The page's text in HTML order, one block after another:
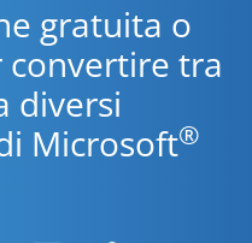
gratuita o
convertire tra
diversi
Microsoft®